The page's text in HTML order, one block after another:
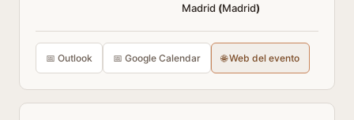
Madrid (Madrid)
📅 Outlook 📅 Google Calendar 🌐 Web del evento